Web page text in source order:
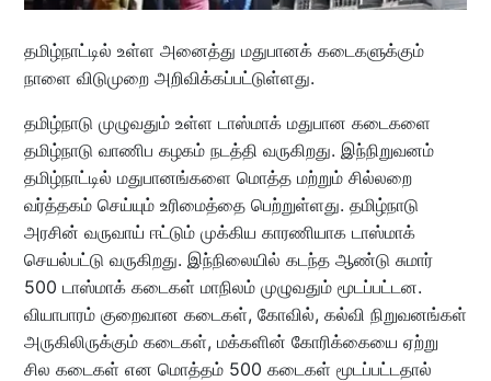
தமிழ்நாட்டில் உள்ள அனைத்து மதுபானக் கடைகளுக்கும்
நாளை விடுமுறை அறிவிக்கப்பட்டுள்ளது.
தமிழ்நாடு முழுவதும் உள்ள டாஸ்மாக் மதுபான கடைகளை
தமிழ்நாடு வாணிப கழகம் நடத்தி வருகிறது. இந்நிறுவனம்
தமிழ்நாட்டில் மதுபானங்களை மொத்த மற்றும் சில்லறை
வர்த்தகம் செய்யும் உரிமைத்தை பெற்றுள்ளது. தமிழ்நாடு
அரசின் வருவாய் ஈட்டும் முக்கிய காரணியாக டாஸ்மாக்
செயல்பட்டு வருகிறது. இந்நிலையில் கடந்த ஆண்டு சுமார்
500 டாஸ்மாக் கடைகள் மாநிலம் முழுவதும் மூடப்பட்டன.
வியாபாரம் குறைவான கடைகள், கோவில், கல்வி நிறுவனங்கள்
அருகிலிருக்கும் கடைகள், மக்களின் கோரிக்கையை ஏற்று
சில கடைகள் என மொத்தம் 500 கடைகள் மூடப்பட்டதால்